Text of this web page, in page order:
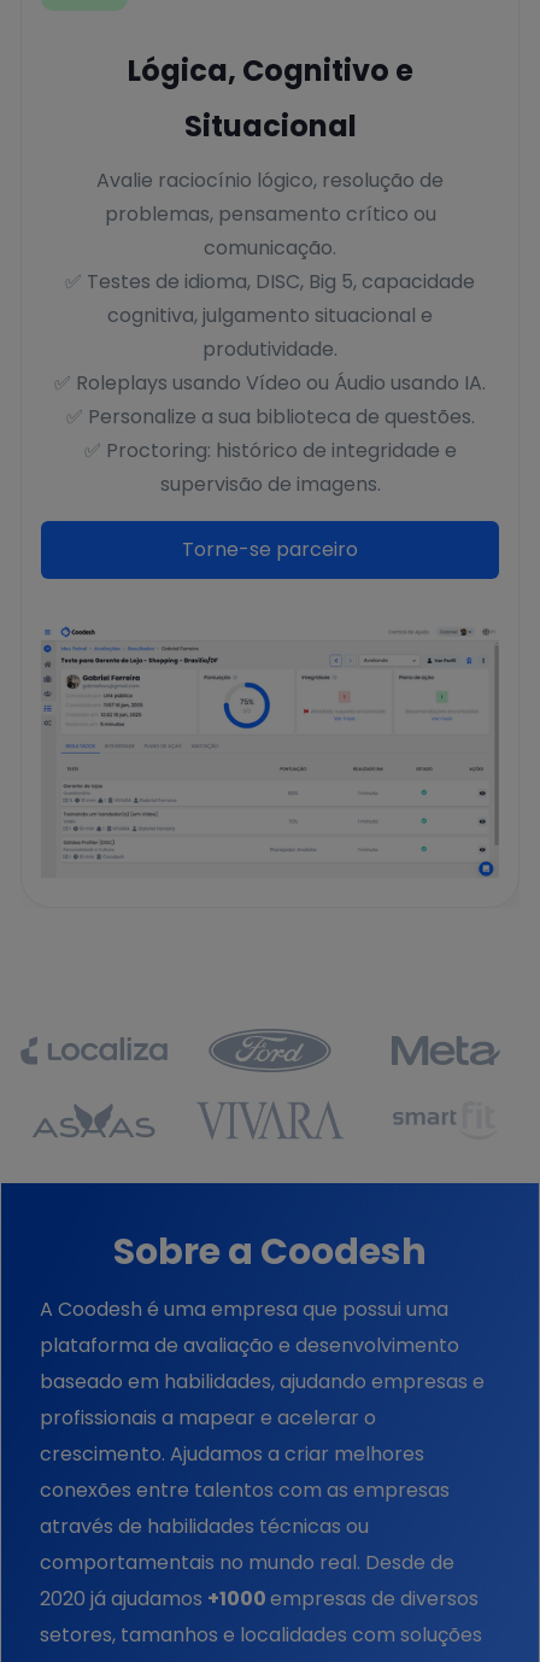
Lógica, Cognitivo e
Situacional
Avalie raciocínio lógico, resolução de
problemas, pensamento crítico ou
comunicação.
✅ Testes de idioma, DISC, Big 5, capacidade
cognitiva, julgamento situacional e
produtividade.
✅ Roleplays usando Vídeo ou Áudio usando IA.
✅ Personalize a sua biblioteca de questões.
✅ Proctoring: histórico de integridade e
supervisão de imagens.
Torne-se parceiro
Sobre a Coodesh
A Coodesh é uma empresa que possui uma
plataforma de avaliação e desenvolvimento
baseado em habilidades, ajudando empresas e
profissionais a mapear e acelerar o
crescimento. Ajudamos a criar melhores
conexões entre talentos com as empresas
através de habilidades técnicas ou
comportamentais no mundo real. Desde de
2020 já ajudamos +1000empresas de diversos
setores, tamanhos e localidades com soluções